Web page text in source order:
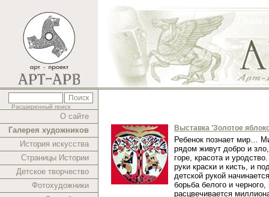
Расширенный поиск
О сайте
Галерея художников
История искусства
Страницы Истории
Детское творчество
Фотохудожники
Выставка 'Золотое
Ребенок познает мир…
рядом живут добро и
горе, красота и
руки краски и кисть, и
детской рукой
борьба белого и черного,
расцвечивается